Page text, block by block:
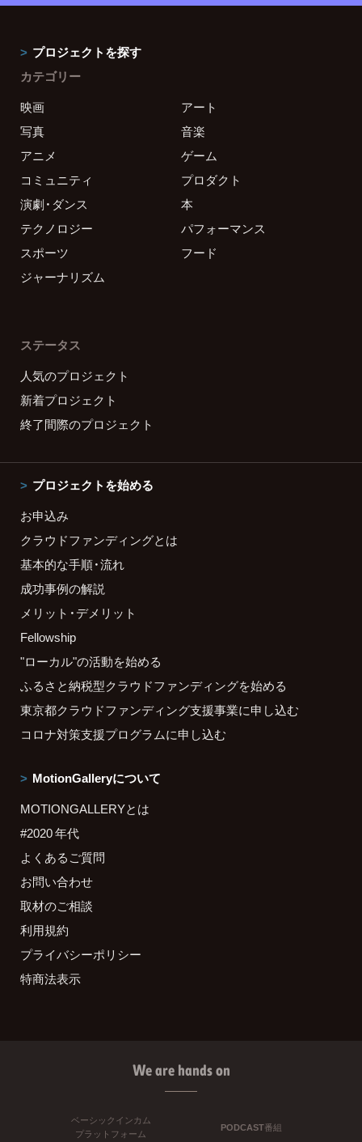
プロジェクトを探す
カテゴリー
映画
アート
写真
音楽
アニメ
ゲーム
コミュニティ
プロダクト
演劇・ダンス
本
テクノロジー
パフォーマンス
スポーツ
フード
ジャーナリズム
ステータス
人気のプロジェクト
新着プロジェクト
終了間際のプロジェクト
プロジェクトを始める
お申込み
クラウドファンディングとは
基本的な手順・流れ
成功事例の解説
メリット・デメリット
Fellowship
"ローカル"の活動を始める
ふるさと納税型クラウドファンディングを始める
東京都クラウドファンディング支援事業に申し込む
コロナ対策支援プログラムに申し込む
MotionGalleryについて
MOTIONGALLERYとは
#2020 年代
よくあるご質問
お問い合わせ
取材のご相談
利用規約
プライバシーポリシー
特商法表示
We are hands on
ベーシックインカム
プラットフォーム
PODCAST番組